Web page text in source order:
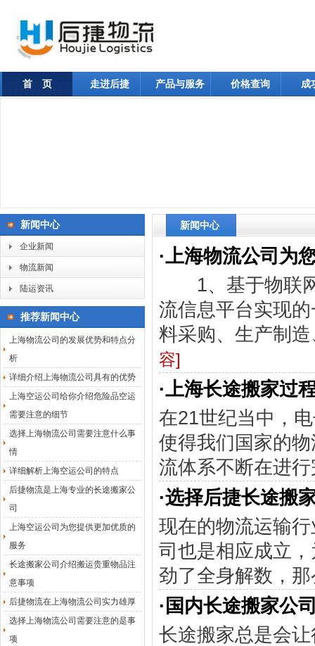
首 页 走进后捷 产品与服务 价格查询 成
新闻中心
企业新闻
物流新闻
陆运资讯
推荐新闻中心
上海物流公司的发展优势和特点分
析
详细介绍上海物流公司具有的优势
上海空运公司给你介绍危险品空运
需要注意的细节
选择上海物流公司需要注意什么事
情
详细解析上海空运公司的特点
后捷物流是上海专业的长途搬家公
司
上海空运公司为您提供更加优质的
服务
长途搬家公司介绍搬运贵重物品注
意事项
后捷物流在上海物流公司实力雄厚
选择上海物流公司需要注意的是事
项
新闻中心
·上海物流公司为
1、基于物联
流信息平台实现
料采购、生产制
容]
·上海长途搬家过
在21世纪当中，
使得我们国家的
流体系不断在进
·选择后捷长途搬
现在的物流运输
司也是相应成立
劲了全身解数，
· 国内长途搬家公
长途搬家总是会